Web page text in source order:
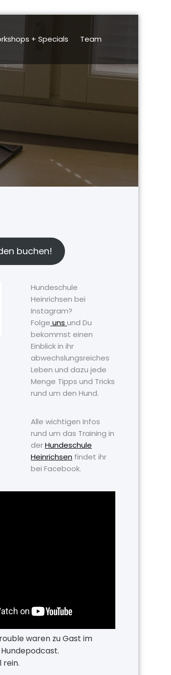
+ Specials Team
buchen!
Hundeschule
Heinrichsen bei
Instagram?
Folge uns und Du
bekommst einen
Einblick in ihr
abwechslungsreiches
Leben und dazu jede
Menge Tipps und Tricks
rund um den Hund.
Alle wichtigen Infos
rund um das Training in
derHundeschule
Heinrichsen findet ihr
bei Facebook.
waren zu Gast im
rein.